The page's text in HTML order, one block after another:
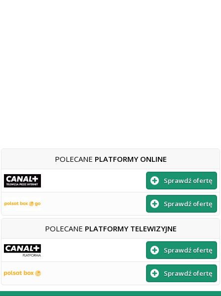
POLECANE PLATFORMY ONLINE
Sprawdź ofertę
Sprawdź ofertę
POLECANE PLATFORMY TELEWIZYJNE
Sprawdź ofertę
Sprawdź ofertę